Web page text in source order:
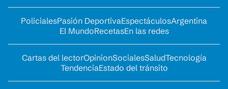
PolicialesPasión DeportivaEspectáculosArgentina
El MundoRecetasEn las redes
Cartas del lectorOpinionSocialesSaludTecnología
TendenciaEstado del tránsito